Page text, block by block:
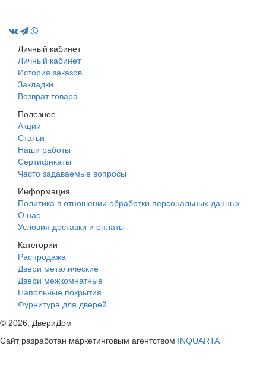
Личный кабинет
Личный кабинет
История заказов
Закладки
Возврат товара
Полезное
Акции
Статьи
Наши работы
Сертификаты
Часто задаваемые вопросы
Информация
Политика в отношении обработки персональных данных
О нас
Условия доставки и оплаты
Категории
Распродажа
Двери металические
Двери межкомнатные
Напольные покрытия
Фурнитура для дверей
© 2026 , ДвериДом
Сайт разработан маркетинговым агентством INQUARTA